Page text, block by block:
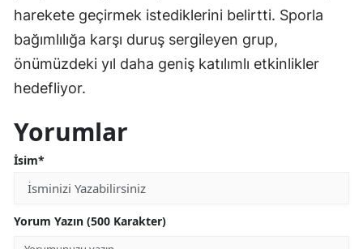
harekete geçirmek istediklerini belirtti. Sporla
bağımlılığa karşı duruş sergileyen grup,
önümüzdeki yıl daha geniş katılımlı etkinlikler
hedefliyor.
Yorumlar
İsim*
Yorum Yazın (500 Karakter)